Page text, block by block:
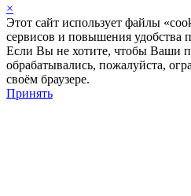
×
Этот сайт использует файлы
сервисов и повышения удобства
Если Вы не хотите, чтобы Ваши
обрабатывались, пожалуйста,
своём браузере.
Принять